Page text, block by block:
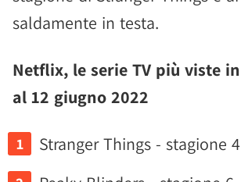
saldamente in testa.
Netflix, le serie TV più viste
al 12 giugno 2022
Stranger Things - stagione 4